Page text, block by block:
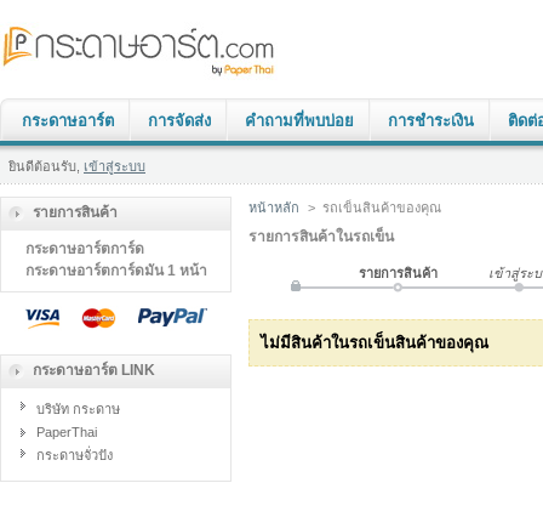
กระดาษอาร์ต การจัดส่ง คำถามที่พบบ่อย การชำระเงิน ติดต่
ยินดีต้อนรับ, เข้าสู่ระบบ
รายการสินค้า
กระดาษอาร์ตการ์ด
กระดาษอาร์ตการ์ดมัน 1 หน้า
กระดาษอาร์ต LINK
บริษัท กระดาษ
PaperThai
กระดาษจั่วปัง
หน้าหลัก > รถเข็นสินค้าของคุณ
รายการสินค้าในรถเข็น
รายการสินค้า เข้าสู่ระ
ไม่มีสินค้าในรถเข็นสินค้าของคุณ